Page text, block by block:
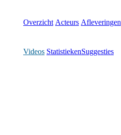
Overzicht Acteurs Afleveringen
Videos StatistiekenSuggesties